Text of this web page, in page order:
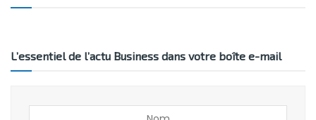
L’essentiel de l’actu Business dans votre boîte e-mail